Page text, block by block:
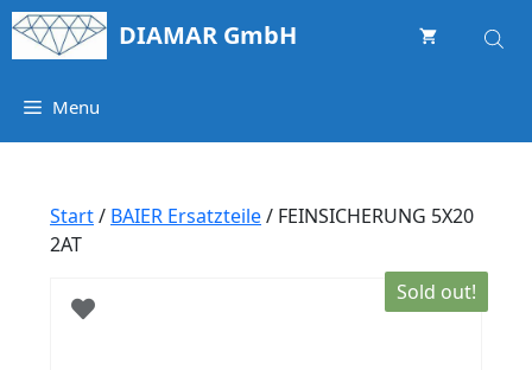
Springe
zum
DIAMAR GmbH
Menu
Start/ BAIER Ersatzteile/ FEINSICHERUNG 5X20
2AT
Sold out!